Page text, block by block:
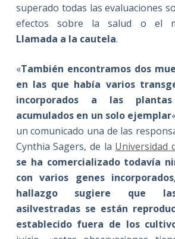
superado todas las evaluaciones
efectos sobre la salud o el
Llamada a la cautela.
«También encontramos dos
en las que había varios
incorporados a las plantas
acumulados en un solo ejemplar
un comunicado una de las
Cynthia Sagers, de la Universidad
se ha comercializado todavía
con varios genes
hallazgo sugiere que las
asilvestradas se están
establecido fuera de los